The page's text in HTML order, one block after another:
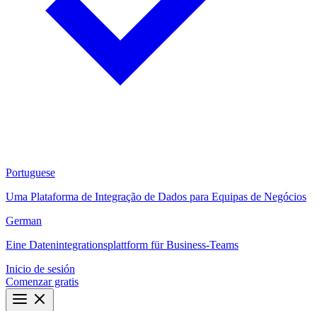
Portuguese
Uma Plataforma de Integração de Dados para Equipas de Negócios
German
Eine Datenintegrationsplattform für Business-Teams
Inicio de sesión
Comenzar gratis